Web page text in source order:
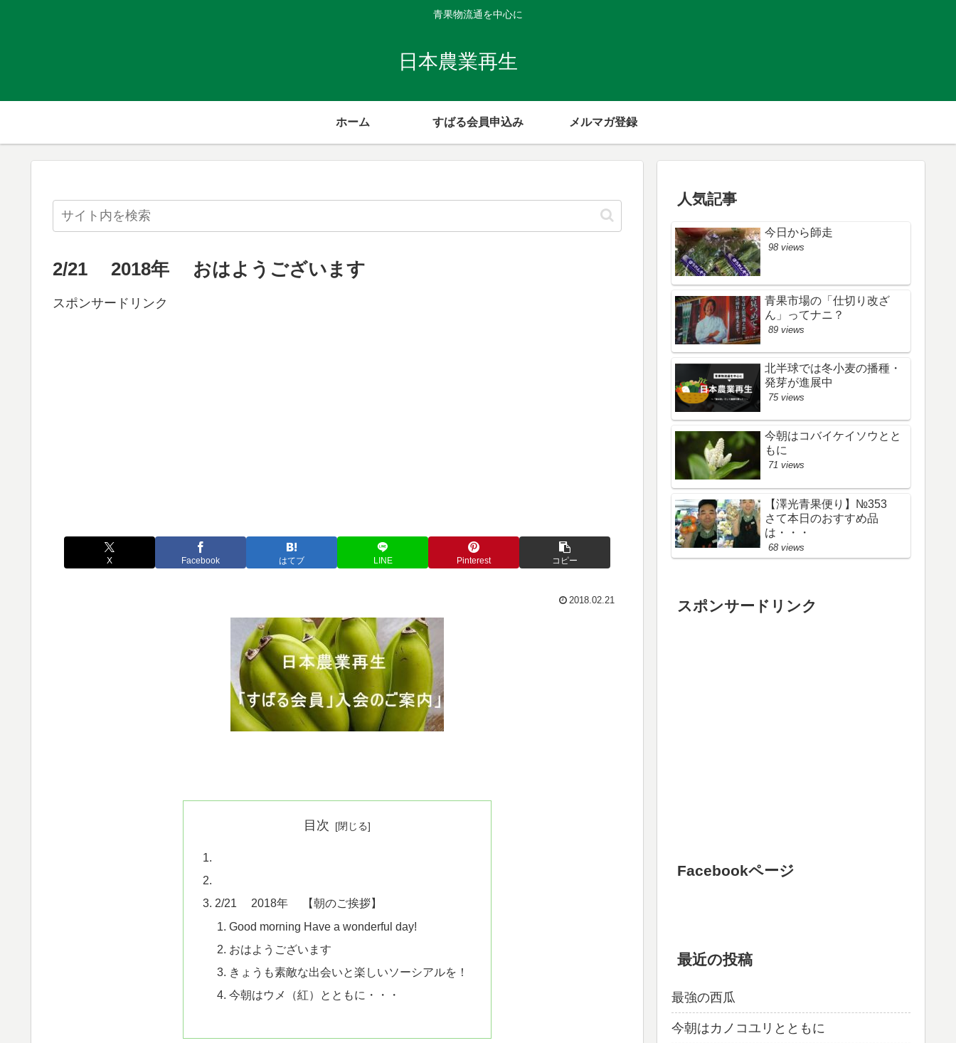
青果物流通を中心に
日本農業再生
ホーム すばる会員申込み メルマガ登録
2/21 2018年 おはようございます
スポンサードリンク
X Facebook はてブ LINE Pinterest コピー
2018.02.21
目次
2/21 2018年 【朝のご挨拶】
Good morning Have a wonderful day!
おはようございます
きょうも素敵な出会いと楽しいソーシアルを！
今朝はウメ（紅）とともに・・・
人気記事
今日から師走
98 views
青果市場の「仕切り改ざ
ん」ってナニ？
89 views
北半球では冬小麦の播種・
発芽が進展中
75 views
今朝はコバイケイソウとと
もに
71 views
【澤光青果便り】№353
さて本日のおすすめ品
は・・・
68 views
スポンサードリンク
Facebookページ
最近の投稿
最強の西瓜
今朝はカノコユリとともに